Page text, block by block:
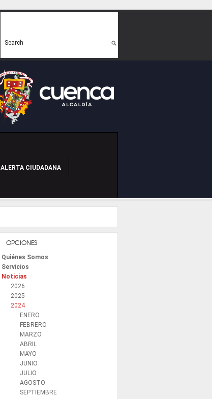
Search
ALERTA CIUDADANA
OPCIONES
Quiénes Somos
Servicios
Noticias
2026
2025
2024
ENERO
FEBRERO
MARZO
ABRIL
MAYO
JUNIO
JULIO
AGOSTO
SEPTIEMBRE